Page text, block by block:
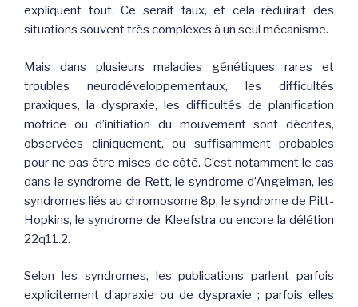
expliquent tout. Ce serait faux, et cela réduirait des
situations souvent très complexes à un seul mécanisme.
Mais dans plusieurs maladies génétiques rares et
troubles neurodéveloppementaux, les difficultés
praxiques, la dyspraxie, les difficultés de planification
motrice ou d’initiation du mouvement sont décrites,
observées cliniquement, ou suffisamment probables
pour ne pas être mises de côté. C’est notamment le cas
dans le syndrome de Rett, le syndrome d’Angelman, les
syndromes liés au chromosome 8p, le syndrome de Pitt-
Hopkins, le syndrome de Kleefstra ou encore la délétion
22q11.2.
Selon les syndromes, les publications parlent parfois
explicitement d’apraxie ou de dyspraxie ; parfois elles